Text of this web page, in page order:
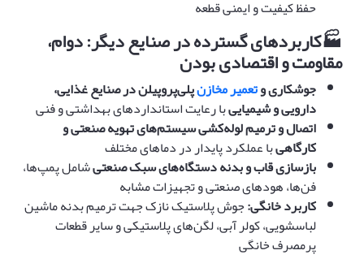
حفظ کیفیت و ایمنی قطعه
🏭کاربردهای گسترده در صنایع دیگر: دوام،
مقاومت و اقتصادی بودن
جوشکاری وتعمیر مخازنپلی‌پروپیلن در صنایع غذایی،
دارویی و شیمیاییبا رعایت استانداردهای بهداشتی و فنی
اتصال و ترمیم لوله‌کشی سیستم‌های تهویه صنعتی و
کارگاهیبا عملکرد پایدار در دماهای مختلف
بازسازی قاب و بدنه دستگاه‌های سبک صنعتیشامل پمپ‌ها،
فن‌ها، هودهای صنعتی و تجهیزات مشابه
کاربرد خانگی:جوش پلاستیک نازک جهت ترمیم بدنه ماشین
لباسشویی، کولر آبی، لگن‌های پلاستیکی و سایر قطعات
پرمصرف خانگی